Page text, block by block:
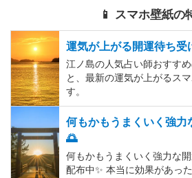
📱 スマホ壁紙の
運気が上がる開運待ち受
江ノ島の人気占い師おすす
と、最新の運気が上がるス
す。
何もかもうまくいく強力
🌅
何もかもうまくいく強力な
配布中✨️ 本当に効果があっ